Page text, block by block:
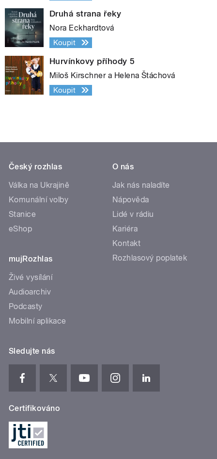
Druhá strana řeky
Nora Eckhardtová
Koupit
Hurvínkovy příhody 5
Miloš Kirschner a Helena Štáchová
Koupit
Český rozhlas
Válka na Ukrajině
Komunální volby
Stanice
eShop
mujRozhlas
Živé vysílání
Audioarchiv
Podcasty
Mobilní aplikace
O nás
Jak nás naladíte
Nápověda
Lidé v rádiu
Kariéra
Kontakt
Rozhlasový poplatek
Sledujte nás
Certifikováno